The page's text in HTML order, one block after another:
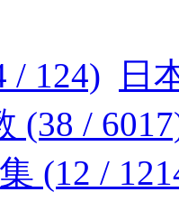
/ 124)
日
(38 /
(12 /